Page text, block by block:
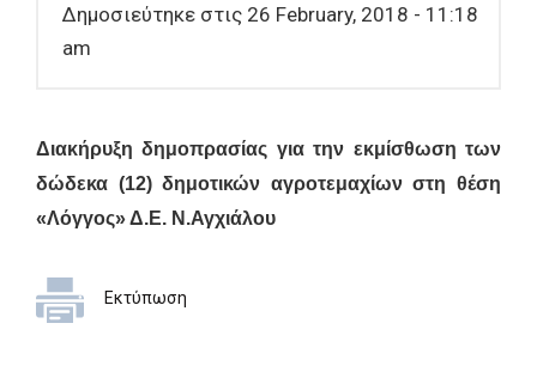
Δημοσιεύτηκε στις 26 February, 2018 - 11:18
am
Διακήρυξη δημοπρασίας για την εκμίσθωση των
δώδεκα (12)δημοτικών αγροτεμαχίων στη θέση
«Λόγγος» Δ.Ε. Ν.Αγχιάλου
Εκτύπωση